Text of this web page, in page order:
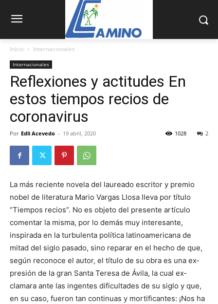
Inicio Internacionales
Internacionales
Reflexiones y actitudes En
estos tiempos recios de
coronavirus
Por Edli Acevedo - 19 abril, 2020 2
1028
La más reciente novela del laureado escritor y premio
nobel de literatura Ma­rio Vargas Llosa lleva por título
“Tiempos recios”. No es objeto del presente artí­culo
comentar la misma, por lo demás muy interesante,
inspirada en la turbulenta política latinoamericana de
mitad del siglo pasado, sino reparar en el hecho de que,
según reconoce el autor, el título de su obra es una ex­
presión de la gran Santa Teresa de Ávila, la cual ex­
clamara ante las ingentes dificultades de su siglo y que,
en su caso, fueron tan continuas y mortificantes: ¡Nos ha